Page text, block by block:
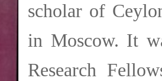
scholar of
in Moscow. It
Research